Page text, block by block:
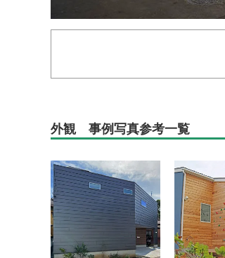
外観 事例写真参考一覧